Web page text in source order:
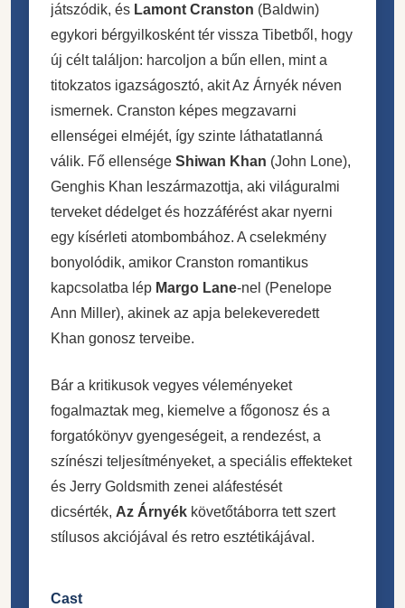
játszódik, és Lamont Cranston (Baldwin)
egykori bérgyilkosként tér vissza Tibetből, hogy
új célt találjon: harcoljon a bűn ellen, mint a
titokzatos igazságosztó, akit Az Árnyék néven
ismernek. Cranston képes megzavarni
ellenségei elméjét, így szinte láthatatlanná
válik. Fő ellensége Shiwan Khan (John Lone),
Genghis Khan leszármazottja, aki világuralmi
terveket dédelget és hozzáférést akar nyerni
egy kísérleti atombombához. A cselekmény
bonyolódik, amikor Cranston romantikus
kapcsolatba lép Margo Lane-nel (Penelope
Ann Miller), akinek az apja belekeveredett
Khan gonosz terveibe.
Bár a kritikusok vegyes véleményeket
fogalmaztak meg, kiemelve a főgonosz és a
forgatókönyv gyengeségeit, a rendezést, a
színészi teljesítményeket, a speciális effekteket
és Jerry Goldsmith zenei aláfestését
dicsérték, Az Árnyék követőtáborra tett szert
stílusos akciójával és retro esztétikájával.
Cast